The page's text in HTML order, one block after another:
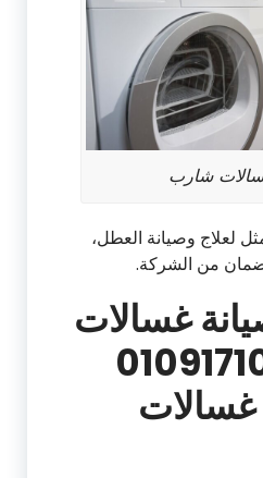
شارب
لعلاج وصيانة العطل،
من الشركة.
غسالات
غسالات